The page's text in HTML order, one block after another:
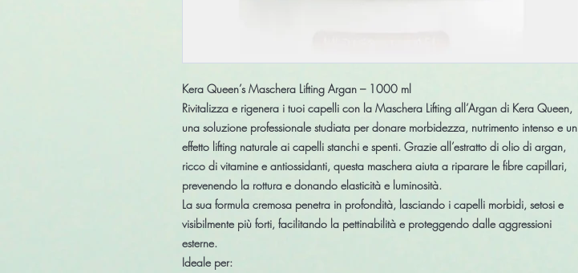
Kera Queen’s Maschera Lifting Argan – 1000 ml
Rivitalizza e rigenera i tuoi capelli con la Maschera Lifting all’Argan di Kera Queen,
una soluzione professionale studiata per donare morbidezza, nutrimento intenso e un
effetto lifting naturale ai capelli stanchi e spenti. Grazie all’estratto di olio di argan,
ricco di vitamine e antiossidanti, questa maschera aiuta a riparare le fibre capillari,
prevenendo la rottura e donando elasticità e luminosità.
La sua formula cremosa penetra in profondità, lasciando i capelli morbidi, setosi e
visibilmente più forti, facilitando la pettinabilità e proteggendo dalle aggressioni
esterne.
Ideale per: